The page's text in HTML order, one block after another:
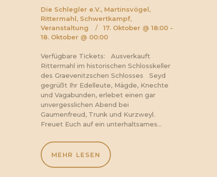
Die Schlegler e.V., Martinsvögel,
Rittermahl, Schwertkampf,
Veranstaltung
17. Oktober @ 18:00 -
18. Oktober @ 00:00
Verfügbare Tickets: Ausverkauft
Rittermahl im historischen Schlosskeller
des Graevenitzschen Schlosses Seyd
gegrüßt Ihr Edelleute, Mägde, Knechte
und Vagabunden, erlebet einen gar
unvergesslichen Abend bei
Gaumenfreud, Trunk und Kurzweyl.
Freuet Euch auf ein unterhaltsames…
MEHR LESEN